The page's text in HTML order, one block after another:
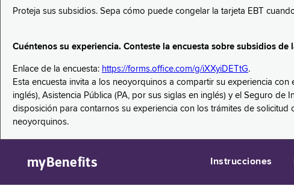
Proteja sus subsidios. Sepa cómo puede congelar la tarjeta EBT
Cuéntenos su experiencia. Conteste la encuesta sobre subsidios de
Enlace de la encuesta: https://forms.office.com/g/iXXyiDETtG.
Esta encuesta invita a los neoyorquinos a compartir su experiencia
inglés), Asistencia Pública (PA, por sus siglas en inglés) y el Seguro
disposición para contarnos su experiencia con los trámites de
neoyorquinos.
myBenefits Instrucciones